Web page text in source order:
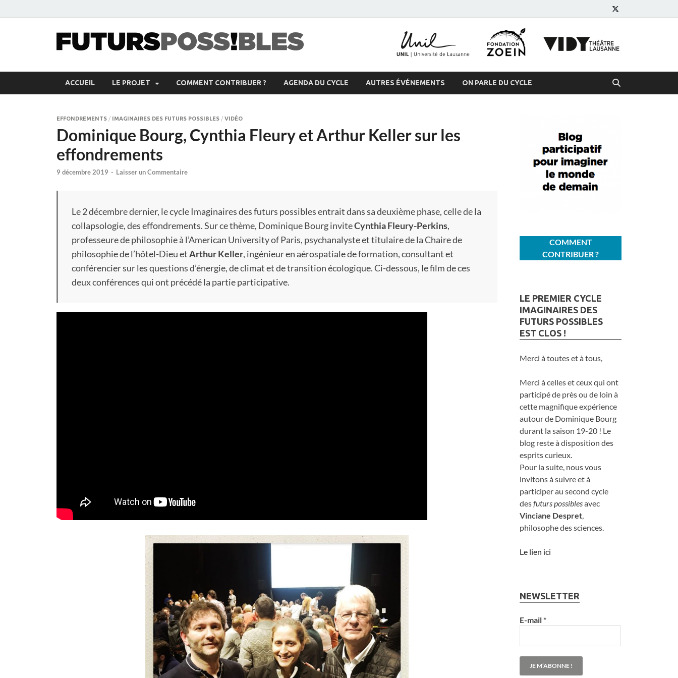
Futurs possibles
Blog participatif pour imaginer le monde de demain
ACCUEIL LE PROJET COMMENT CONTRIBUER ? AGENDA DU CYCLE AUTRES ÉVÉNEMENTS ON PARLE DU CYCLE
EFFONDREMENTS / IMAGINAIRES DES FUTURS POSSIBLES / VIDÉO
Dominique Bourg, Cynthia Fleury et Arthur Keller sur les
effondrements
9 décembre 2019 - Laisser un Commentaire
Le 2 décembre dernier, le cycle Imaginaires des futurs possibles entrait dans sa deuxième phase, celle de la
collapsologie, des effondrements. Sur ce thème, Dominique Bourg inviteCynthia Fleury-Perkins,
professeure de philosophie à l’American University of Paris, psychanalyste et titulaire de la Chaire de
philosophie de l’hôtel-Dieu etArthur Keller, ingénieur en aérospatiale de formation, consultant et
conférencier sur les questions d’énergie, de climat et de transition écologique. Ci-dessous, le film de ces
deux conférences qui ont précédé la partie participative.
COMMENT
CONTRIBUER ?
LE PREMIER CYCLE
IMAGINAIRES DES
FUTURS POSSIBLES
EST CLOS !
Merci à toutes et à tous,
Merci à celles et ceux qui ont
participé de près ou de loin à
cette magnifique expérience
autour de Dominique Bourg
durant la saison 19-20 ! Le
blog reste à disposition des
esprits curieux.
Pour la suite, nous vous
invitons à suivre et à
participer au second cycle
desfuturs possiblesavec
Vinciane Despret
philosophe des sciences.
Le lien ici
NEWSLETTER
E-mail*